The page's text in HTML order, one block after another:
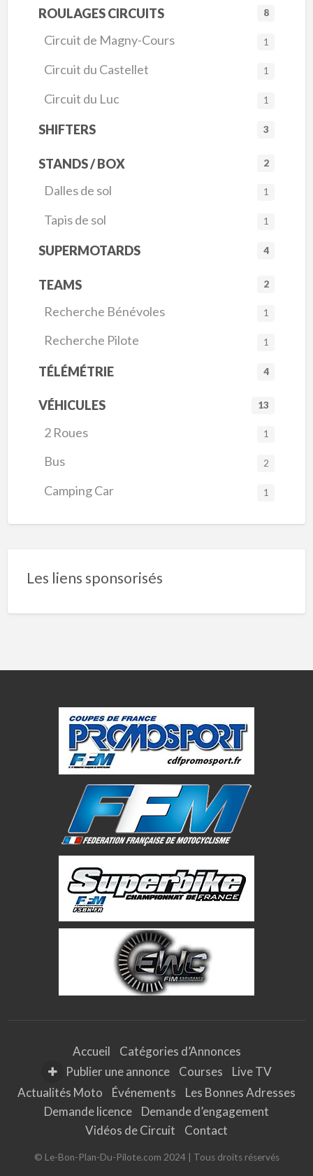
ROULAGES CIRCUITS 8
Circuit de Magny-Cours 1
Circuit du Castellet 1
Circuit du Luc 1
SHIFTERS 3
STANDS / BOX 2
Dalles de sol 1
Tapis de sol 1
SUPERMOTARDS 4
TEAMS 2
Recherche Bénévoles 1
Recherche Pilote 1
TÉLÉMÉTRIE 4
VÉHICULES 13
2 Roues 1
Bus 2
Camping Car 1
Les liens sponsorisés
Accueil
Catégories d’Annonces
Publier une annonce
Courses
Live TV
Actualités Moto
Événements
Les Bonnes Adresses
Demande licence
Demande d’engagement
Vidéos de Circuit
Contact
© Le-Bon-Plan-Du-Pilote.com 2024 | Tous droits réservés